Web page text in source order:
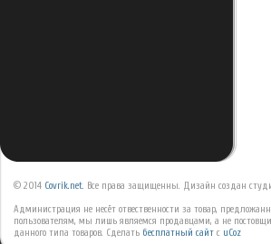
© 2014 Covrik.net. Все права защищенны. Дизайн создан
Администрация не несёт отвественности за товар,
пользователям, мы лишь являемся продавцами, а не
данного типа товаров. Сделать бесплатный сайт с uCoz